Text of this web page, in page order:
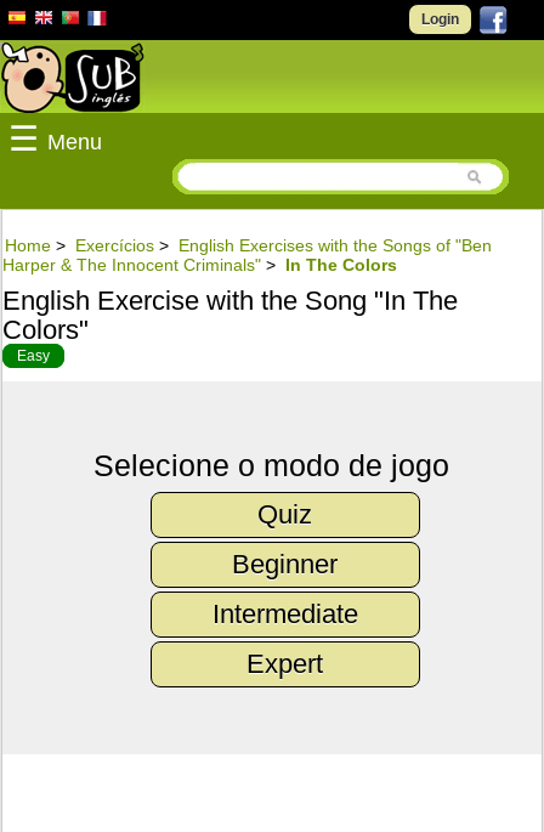
Login
☰ Menu
Home > Exercícios > English Exercises with the Songs of "Ben
Harper & The Innocent Criminals" > In The Colors
English Exercise with the Song "In The
Colors"
Easy
Selecione o modo de jogo
Quiz
Beginner
Intermediate
Expert